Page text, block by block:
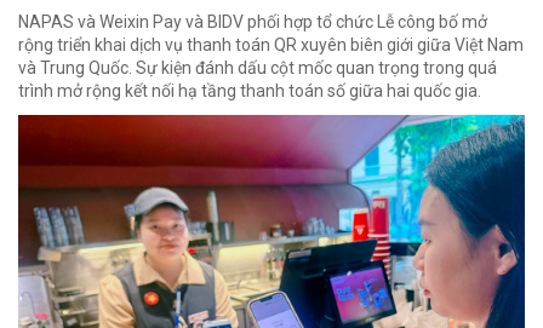
NAPAS và Weixin Pay và BIDV phối hợp tổ chức Lễ công bố mở
rộng triển khai dịch vụ thanh toán QR xuyên biên giới giữa Việt Nam
và Trung Quốc. Sự kiện đánh dấu cột mốc quan trọng trong quá
trình mở rộng kết nối hạ tầng thanh toán số giữa hai quốc gia.